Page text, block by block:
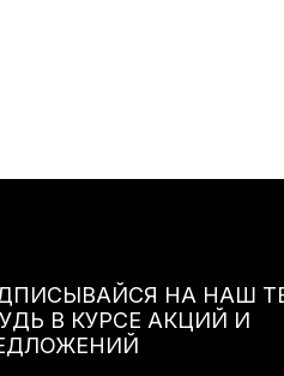
НА НАШ
В КУРСЕ АКЦИЙ И